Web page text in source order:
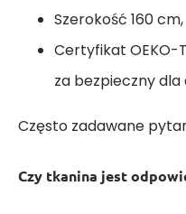
Szerokość 160 cm,
Certyfikat OEKO-
za bezpieczny dla
Często zadawane
Czy tkanina jest